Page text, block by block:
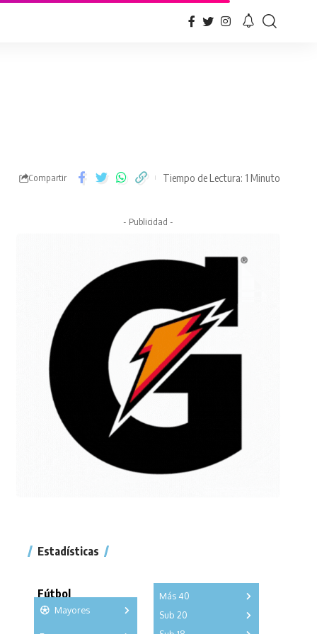
Compartir Tiempo de Lectura: 1 Minuto
- Publicidad -
Estadísticas
Fútbol
Mayores
Más 40
Sub 20